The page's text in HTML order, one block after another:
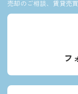
売却のご相談、賃貸売